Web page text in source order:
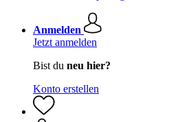
Anmelden
Jetzt anmelden
Bist du neu hier?
Konto erstellen